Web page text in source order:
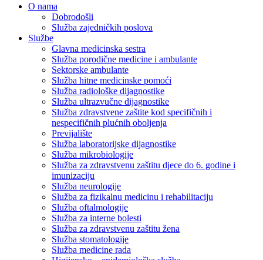
O nama
Dobrodošli
Služba zajedničkih poslova
Službe
Glavna medicinska sestra
Služba porodične medicine i ambulante
Sektorske ambulante
Služba hitne medicinske pomoći
Služba radiološke dijagnostike
Služba ultrazvučne dijagnostike
Služba zdravstvene zaštite kod specifičnih i
nespecifičnih plućnih oboljenja
Previjalište
Služba laboratorijske dijagnostike
Služba mikrobiologije
Služba za zdravstvenu zaštitu djece do 6. godine i
imunizaciju
Služba neurologije
Služba za fizikalnu medicinu i rehabilitaciju
Služba oftalmologije
Služba za interne bolesti
Služba za zdravstvenu zaštitu žena
Služba stomatologije
Služba medicine rada